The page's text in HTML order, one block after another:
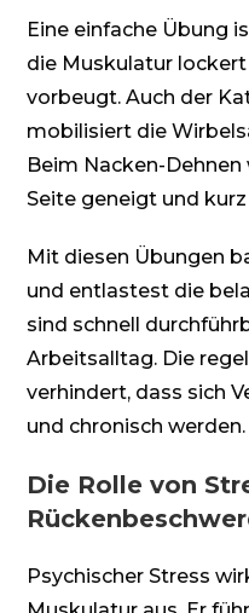
Eine einfache Übung
die Muskulatur
vorbeugt. Auch der
mobilisiert die
Beim Nacken-
Seite geneigt und
Mit diesen Übungen
und entlastest die
sind schnell
Arbeitsalltag. Die
verhindert, dass sich
und chronisch werden.
Die Rolle von
Psychischer Stress